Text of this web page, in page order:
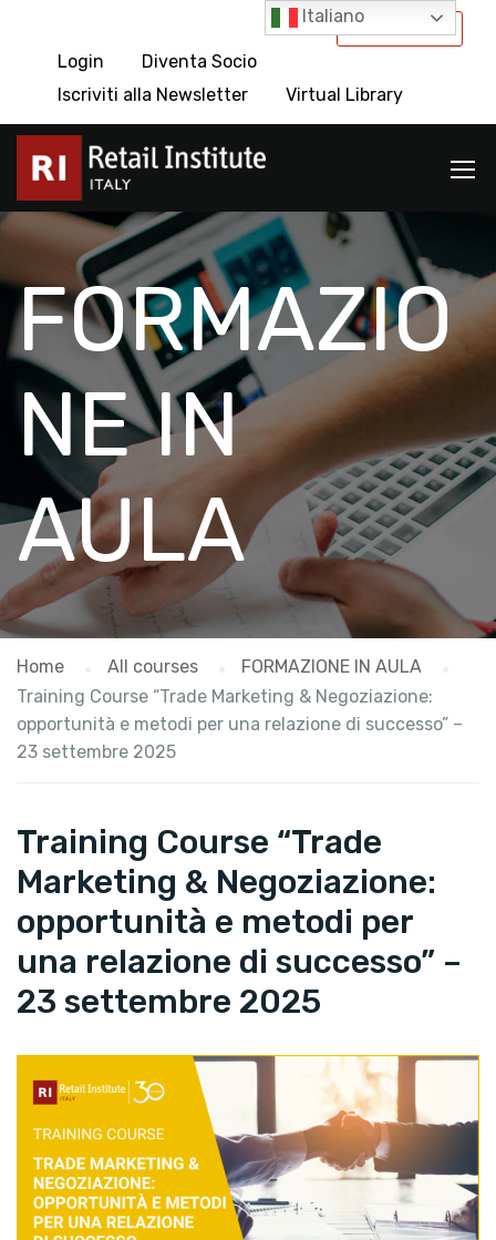
International
Login
Diventa Socio
Iscriviti alla Newsletter
Virtual Library
FORMAZIO
NE IN
AULA
Home All courses
FORMAZIONE IN AULA
Training Course “Trade Marketing & Negoziazione:
opportunità e metodi per una relazione di successo” –
23 settembre 2025
Training Course “Trade
Marketing & Negoziazione:
opportunità e metodi per
una relazione di successo” –
23 settembre 2025
Italiano